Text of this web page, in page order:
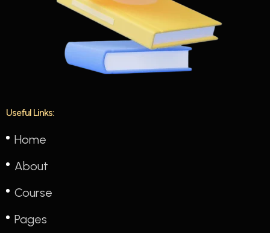
Useful Links:
Home
About
Course
Pages